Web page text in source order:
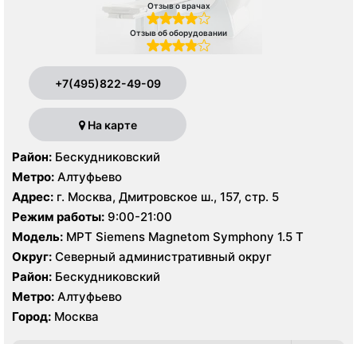
Отзыв о врачах
Отзыв об оборудовании
+7(495)822-49-09
На карте
Район: Бескудниковский
Метро: Алтуфьево
Адрес: г. Москва, Дмитровское ш., 157, стр. 5
Режим работы: 9:00-21:00
Модель:
МРТ Siemens Magnetom Symphony 1.5 Т
Округ: Северный административный округ
Район: Бескудниковский
Метро: Алтуфьево
Город: Москва